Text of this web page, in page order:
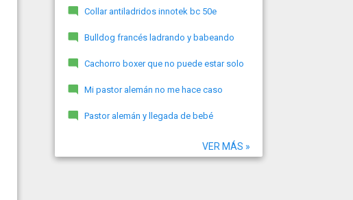
Collar antiladridos innotek bc 50e
Bulldog francés ladrando y babeando
Cachorro boxer que no puede estar solo
Mi pastor alemán no me hace caso
Pastor alemán y llegada de bebé
VER MÁS »